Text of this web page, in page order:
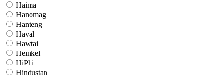
Haima
Hanomag
Hanteng
Haval
Hawtai
Heinkel
HiPhi
Hindustan